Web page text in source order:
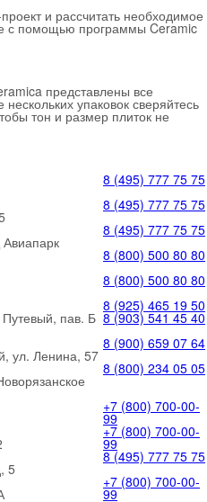
и рассчитать необходимое
с помощью программы Ceramic
представлены все
упаковок сверяйтесь
тон и размер плиток не
8 (495) 777 75 75
8 (495) 777 75 75
8 (495) 777 75 75
8 (800) 500 80 80
8 (800) 500 80 80
пав. Б
8 (925) 465 19 50
8 (903) 541 45 40
ул. Ленина, 57
8 (900) 659 07 64
8 (800) 234 05 05
+7 (800) 700-00-
99
+7 (800) 700-00-
99
5
8 (495) 777 75 75
+7 (800) 700-00-
99